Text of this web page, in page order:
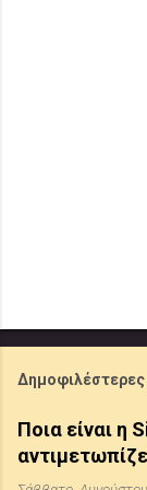
Δημοφιλέστερες
Ποια είναι η